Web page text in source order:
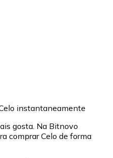
instantaneamente
gosta. Na Bitnovo
comprar Celo de forma